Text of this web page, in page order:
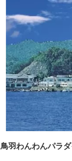
鳥羽わんわんパラ